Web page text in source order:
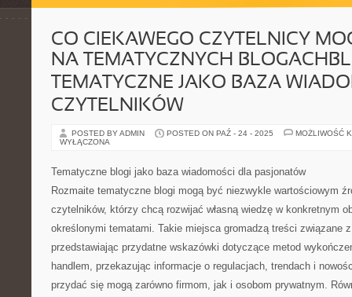
CO CIEKAWEGO CZYTELNICY
NA TEMATYCZNYCH
TEMATYCZNE JAKO BAZA
CZYTELNIKÓW
POSTED BY ADMIN POSTED ON PAŹ - 24 - 2025
MOŻLIWOŚĆ
WYŁĄCZONA
Tematyczne blogi jako baza wiadomości dla pasjonatów
Rozmaite tematyczne blogi mogą być niezwykle wartościowym
czytelników, którzy chcą rozwijać własną wiedzę w konkretnym
określonymi tematami. Takie miejsca gromadzą treści związane
przedstawiając przydatne wskazówki dotyczące metod
handlem, przekazując informacje o regulacjach, trendach i
przydać się mogą zarówno firmom, jak i osobom prywatnym.